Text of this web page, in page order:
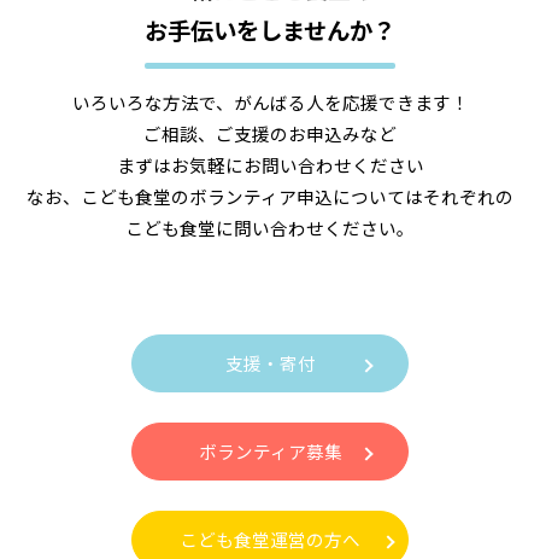
お手伝いをしませんか？
いろいろな方法で、がんばる人を応援できます！
ご相談、ご支援のお申込みなど
まずはお気軽にお問い合わせください
なお、こども食堂のボランティア申込についてはそれぞれの
こども食堂に問い合わせください。
支援・寄付
ボランティア募集
こども食堂運営の方へ